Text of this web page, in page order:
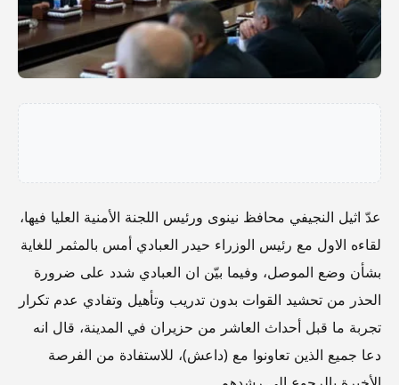
عدّ اثيل النجيفي محافظ نينوى ورئيس اللجنة الأمنية العليا فيها،
لقاءه الاول مع رئيس الوزراء حيدر العبادي أمس بالمثمر للغاية
بشأن وضع الموصل، وفيما بيّن ان العبادي شدد على ضرورة
الحذر من تحشيد القوات بدون تدريب وتأهيل وتفادي عدم تكرار
تجربة ما قبل أحداث العاشر من حزيران في المدينة، قال انه
دعا جميع الذين تعاونوا مع (داعش)، للاستفادة من الفرصة